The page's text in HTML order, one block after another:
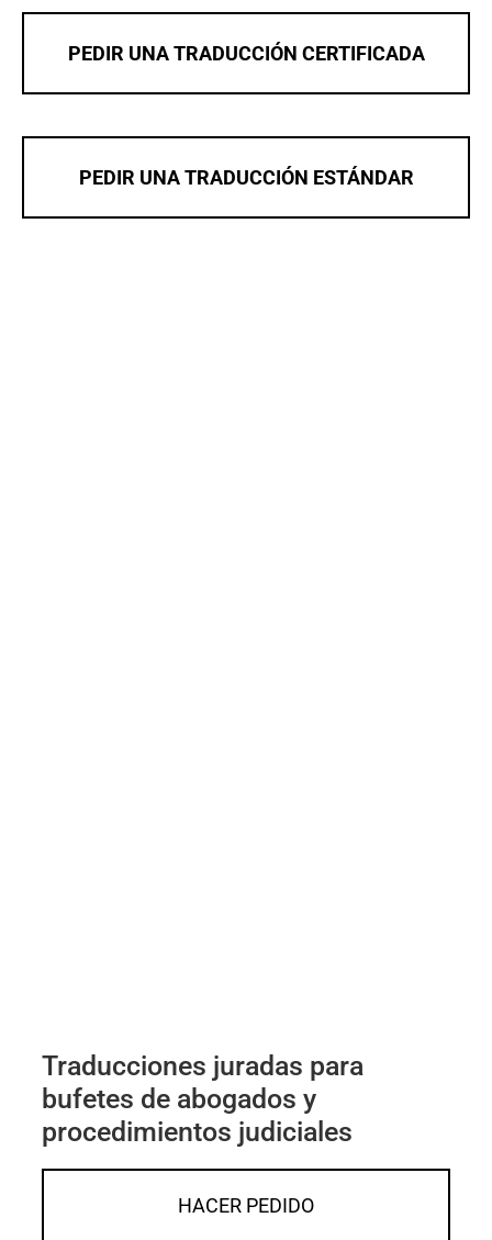
PEDIR UNA TRADUCCIÓN CERTIFICADA
PEDIR UNA TRADUCCIÓN ESTÁNDAR
Traducciones juradas para
bufetes de abogados y
procedimientos judiciales
HACER PEDIDO